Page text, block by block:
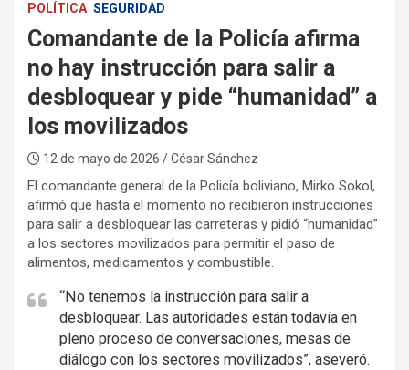
POLÍTICA SEGURIDAD
Comandante de la Policía afirma
no hay instrucción para salir a
desbloquear y pide “humanidad” a
los movilizados
12 de mayo de 2026 / César Sánchez
El comandante general de la Policía boliviano, Mirko Sokol,
afirmó que hasta el momento no recibieron instrucciones
para salir a desbloquear las carreteras y pidió “humanidad”
a los sectores movilizados para permitir el paso de
alimentos, medicamentos y combustible.
“No tenemos la instrucción para salir a
desbloquear. Las autoridades están todavía en
pleno proceso de conversaciones, mesas de
diálogo con los sectores movilizados”, aseveró.